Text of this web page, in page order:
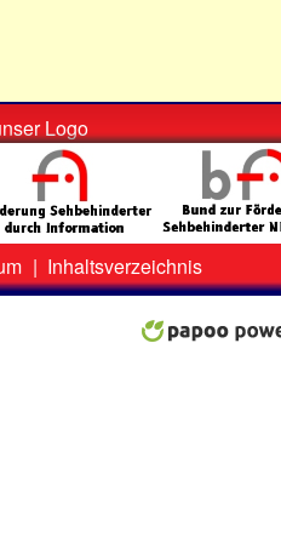
Logo
| Inhaltsverzeichnis